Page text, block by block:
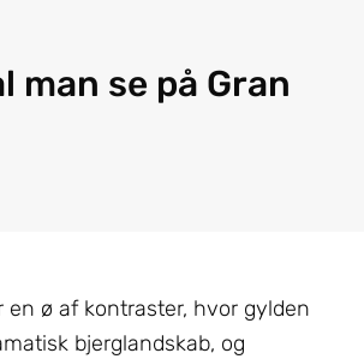
man se på Gran
en ø af kontraster, hvor gylden
bjerglandskab, og